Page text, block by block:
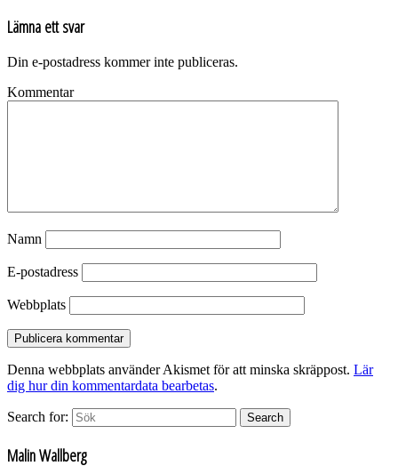
Lämna ett svar
Din e-postadress kommer inte publiceras.
Kommentar
Namn
E-postadress
Webbplats
Denna webbplats använder Akismet för att minska skräppost. Lär
dig hur din kommentardata bearbetas.
Search for: Search
Malin Wallberg